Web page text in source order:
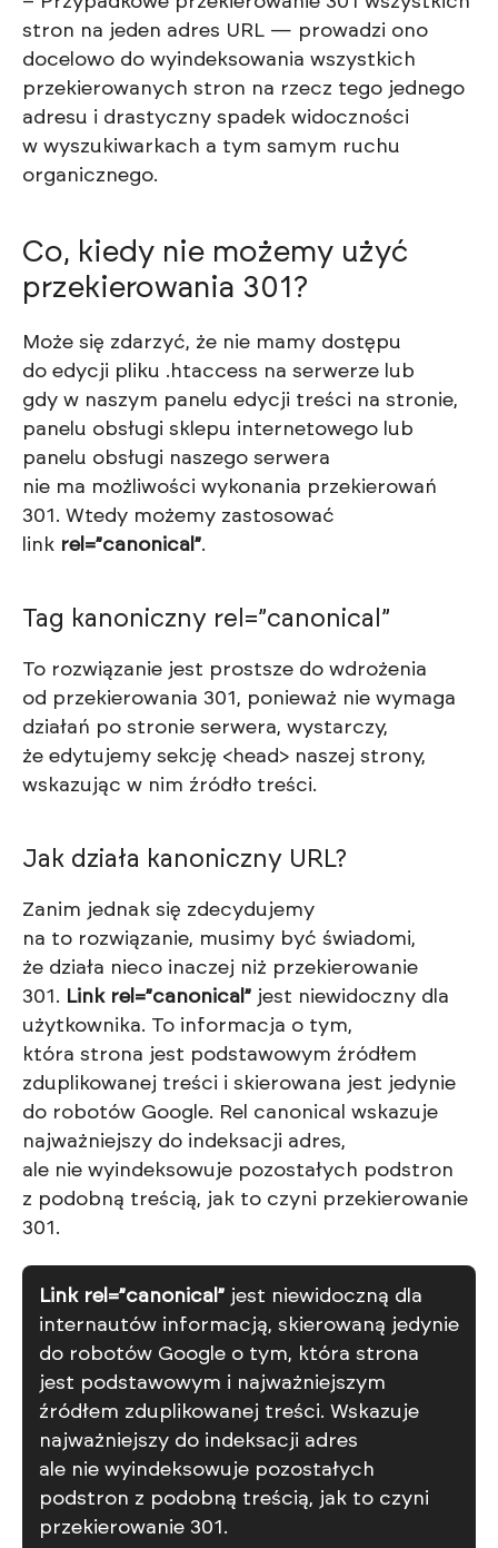
stron na jeden adres URL — prowadzi ono
docelowo do wyindeksowania wszystkich
przekierowanych stron na rzecz tego jednego
adresu i drastyczny spadek widoczności
w wyszukiwarkach a tym samym ruchu
organicznego.
Co, kiedy nie możemy użyć
przekierowania 301?
Może się zdarzyć, że nie mamy dostępu
do edycji pliku .htaccess na serwerze lub
gdy w naszym panelu edycji treści na stronie,
panelu obsługi sklepu internetowego lub
panelu obsługi naszego serwera
nie ma możliwości wykonania przekierowań
301. Wtedy możemy zastosować
link rel=”canonical”.
Tag kanoniczny rel=”canonical”
To rozwiązanie jest prostsze do wdrożenia
od przekierowania 301, ponieważ nie wymaga
działań po stronie serwera, wystarczy,
że edytujemy sekcję <head> naszej strony,
wskazując w nim źródło treści.
Jak działa kanoniczny URL?
Zanim jednak się zdecydujemy
na to rozwiązanie, musimy być świadomi,
że działa nieco inaczej niż przekierowanie
301. Link rel=”canonical” jest niewidoczny dla
użytkownika. To informacja o tym,
która strona jest podstawowym źródłem
zduplikowanej treści i skierowana jest jedynie
do robotów Google. Rel canonical wskazuje
najważniejszy do indeksacji adres,
ale nie wyindeksowuje pozostałych podstron
z podobną treścią, jak to czyni przekierowanie
301.
Link rel=”canonical” jest niewidoczną dla
internautów informacją, skierowaną jedynie
do robotów Google o tym, która strona
jest podstawowym i najważniejszym
źródłem zduplikowanej treści. Wskazuje
najważniejszy do indeksacji adres
ale nie wyindeksowuje pozostałych
podstron z podobną treścią, jak to czyni
przekierowanie 301.